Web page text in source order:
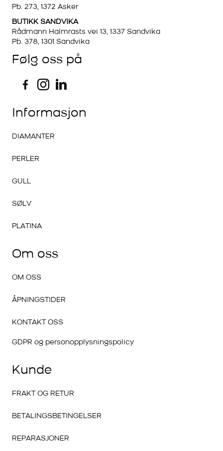
Pb. 273, 1372 Asker
BUTIKK SANDVIKA
Rådmann Halmrasts vei 13, 1337 Sandvika
Pb. 378, 1301 Sandvika
Følg oss på
Informasjon
DIAMANTER
PERLER
GULL
SØLV
PLATINA
Om oss
OM OSS
ÅPNINGSTIDER
KONTAKT OSS
GDPR og personopplysningspolicy
Kunde
FRAKT OG RETUR
BETALINGSBETINGELSER
REPARASJONER